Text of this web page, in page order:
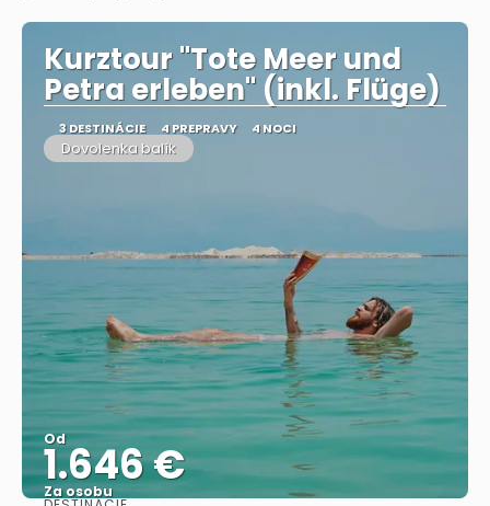
Kurztour "Tote Meer und
Petra erleben" (inkl. Flüge)
3 DESTINÁCIE 4 PREPRAVY 4 NOCI
Dovolenka balík
Od
1.646 €
Za osobu